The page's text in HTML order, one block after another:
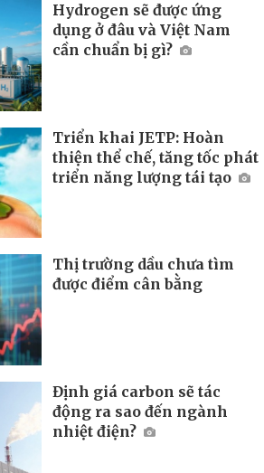
Hydrogen sẽ được ứng
dụng ở đâu và Việt Nam
cần chuẩn bị gì?
Triển khai JETP: Hoàn
thiện thể chế, tăng tốc phát
triển năng lượng tái tạo
Thị trường dầu chưa tìm
được điểm cân bằng
Định giá carbon sẽ tác
động ra sao đến ngành
nhiệt điện?